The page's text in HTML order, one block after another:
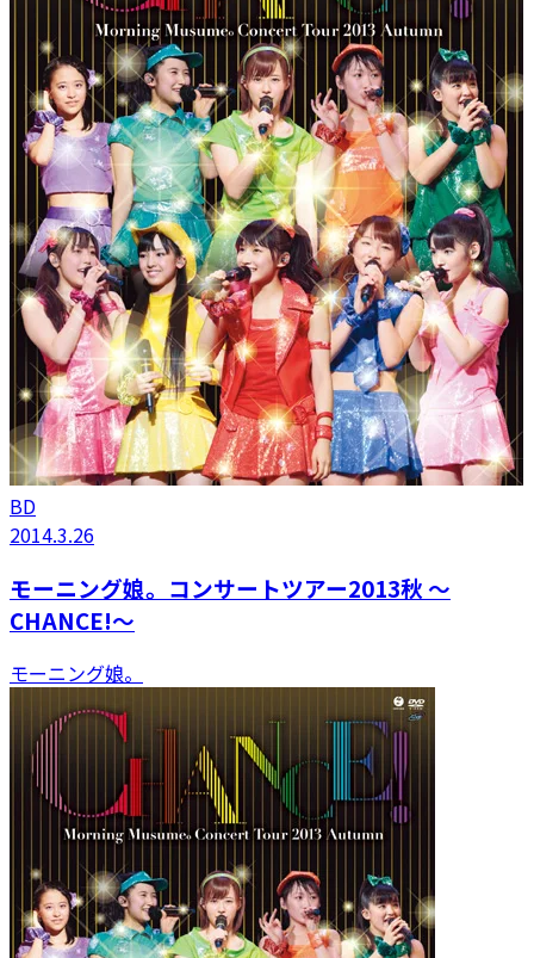
BD
2014.3.26
モーニング娘。コンサートツアー2013秋 〜
CHANCE!〜
モーニング娘。